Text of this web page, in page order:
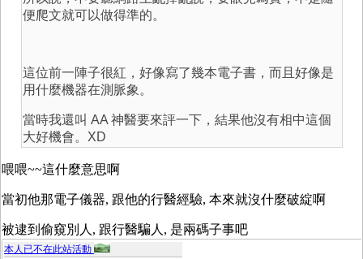
便爬文就可以做得準的。
這位前一陣子很紅，好像寫了幾本電子書，而且好像是
用什麼機器在測脈象。
當時我還叫 AA 神醫要來評一下，結果他沒有相中這個
大好機會。XD
喂喂~~這什麼意思啊
當初他那電子儀器, 跟他的行醫經驗, 本來就沒什麼破綻啊
被逮到偷窺別人, 跟行醫騙人, 是兩碼子事吧
本人已不在此站活動